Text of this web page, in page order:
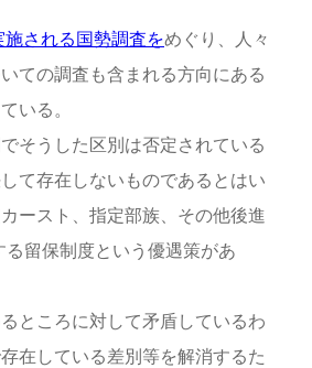
施される国勢調査をめぐり、人々
ての調査も含まれる方向にある
いる。
そうした区別は否定されている
て存在しないものであるとはい
ースト、指定部族、その他後進
る留保制度という優遇策があ
ところに対して矛盾しているわ
在している差別等を解消するた